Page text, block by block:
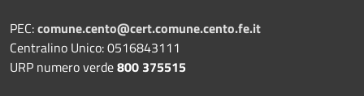
PEC:comune.cento@cert.comune.cento.fe.it
Centralino Unico: 0516843111
URP numero verde800 375515